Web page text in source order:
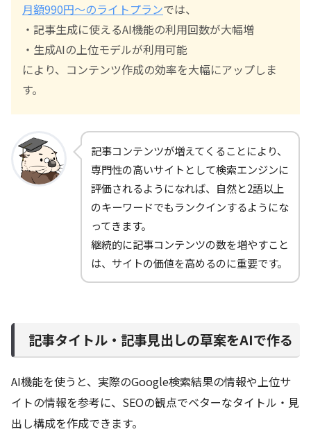
月額990円～のライトプランでは、
・記事生成に使えるAI機能の利用回数が大幅増
・生成AIの上位モデルが利用可能
により、コンテンツ作成の効率を大幅にアップしま
す。
記事コンテンツが増えてくることにより、
専門性の高いサイトとして検索エンジンに
評価されるようになれば、自然と2語以上
のキーワードでもランクインするようにな
ってきます。
継続的に記事コンテンツの数を増やすこと
は、サイトの価値を高めるのに重要です。
記事タイトル・記事見出しの草案をAIで作る
AI機能を使うと、実際のGoogle検索結果の情報や上位サ
イトの情報を参考に、SEOの観点でベターなタイトル・見
出し構成を作成できます。